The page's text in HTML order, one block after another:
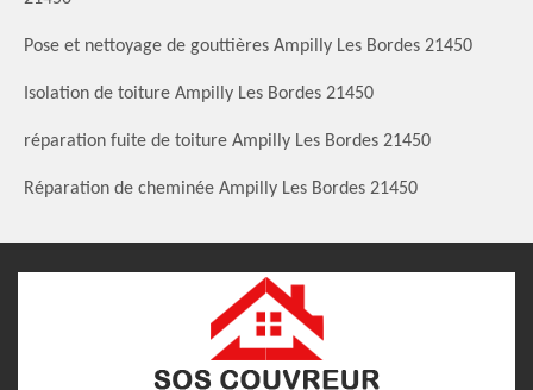
Pose et nettoyage de gouttières Ampilly Les Bordes 21450
Isolation de toiture Ampilly Les Bordes 21450
réparation fuite de toiture Ampilly Les Bordes 21450
Réparation de cheminée Ampilly Les Bordes 21450